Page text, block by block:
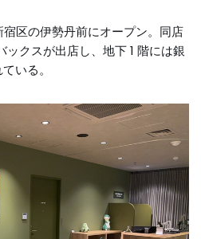
区の伊勢丹前にオープン。同店
ックスが出店し、地下 1 階には銀
いる。